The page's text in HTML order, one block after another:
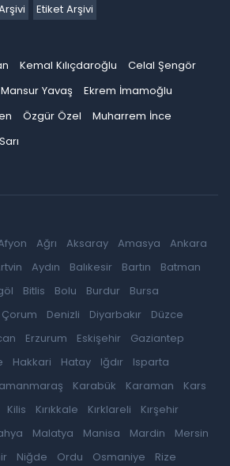
Etiket Arşivi
Kemal Kılıçdaroğlu
Celal Şengör
Mansur Yavaş
Ekrem İmamoğlu
Özgür Özel
Muharrem İnce
Ağrı Aksaray Amasya
Ankara
Aydın Balıkesir Bartın
Batman
Bitlis Bolu Burdur
Bursa
Çorum Denizli Diyarbakır
Düzce
Erzurum Eskişehir
Gaziantep
Hakkari Hatay Iğdır
Isparta
Karabük Karaman
Kars
Kilis Kırıkkale Kırklareli
Kırşehir
Malatya Manisa Mardin
Mersin
Niğde Ordu Osmaniye
Rize